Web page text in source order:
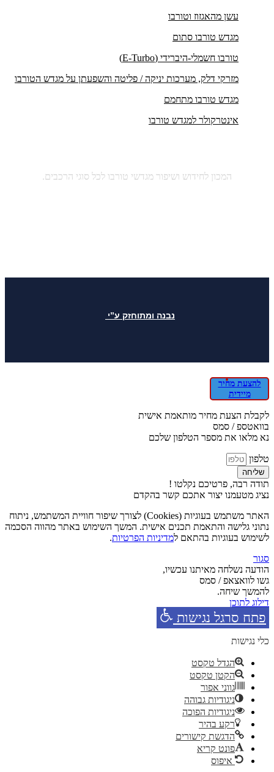
עשן מהאגזוז וטורבו
מגדש טורבו סתום
טורבו חשמלי-היברידי (E-Turbo)
מזרקי דלק, מערכות יניקה / פליטה והשפעתן על מגדש הטורבו
מגדש טורבו מתחמם
אינטרקולר למגדש טורבו
המכון לחידוש ושיפור מגדשי טורבו לכל סוגי הרכבים.
נבנה ומתוחזק ע”י
להצעת מחיר
מיידית
לקבלת הצעת מחיר מותאמת אישית
בוואטספ / סמס
נא מלאו את מספר הטלפון שלכם
טלפון
שליחה
תודה רבה, פרטיכם נקלטו !
נציג מטעמנו יצור אתכם קשר בהקדם
האתר משתמש בעוגיות (Cookies) לצורך שיפור חוויית המשתמש, ניתוח
נתוני גלישה והתאמת תכנים אישית. המשך השימוש באתר מהווה הסכמה
לשימוש בעוגיות בהתאם למדיניות הפרטיות.
סגור
הודעה נשלחה מאיתנו עכשיו,
גשו לוואצאפ / סמס
להמשך שיחה.
דילוג לתוכן
פתח סרגל נגישות
כלי נגישות
הגדל טקסט
הקטן טקסט
גווני אפור
ניגודיות גבוהה
ניגודיות הפוכה
רקע בהיר
הדגשת קישורים
פונט קריא
איפוס